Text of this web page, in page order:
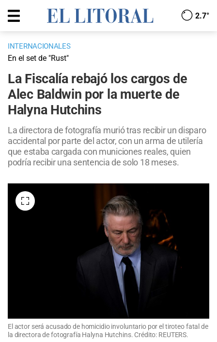
2.7°
INTERNACIONALES
En el set de "Rust"
La Fiscalía rebajó los cargos de
Alec Baldwin por la muerte de
Halyna Hutchins
La directora de fotografía murió tras recibir un disparo
accidental por parte del actor, con un arma de utilería
que estaba cargada con municiones reales, quien
podría recibir una sentencia de solo 18 meses.
El actor será acusado de homicidio involuntario por el tiroteo fatal de
la directora de fotografía Halyna Hutchins. Crédito: REUTERS.